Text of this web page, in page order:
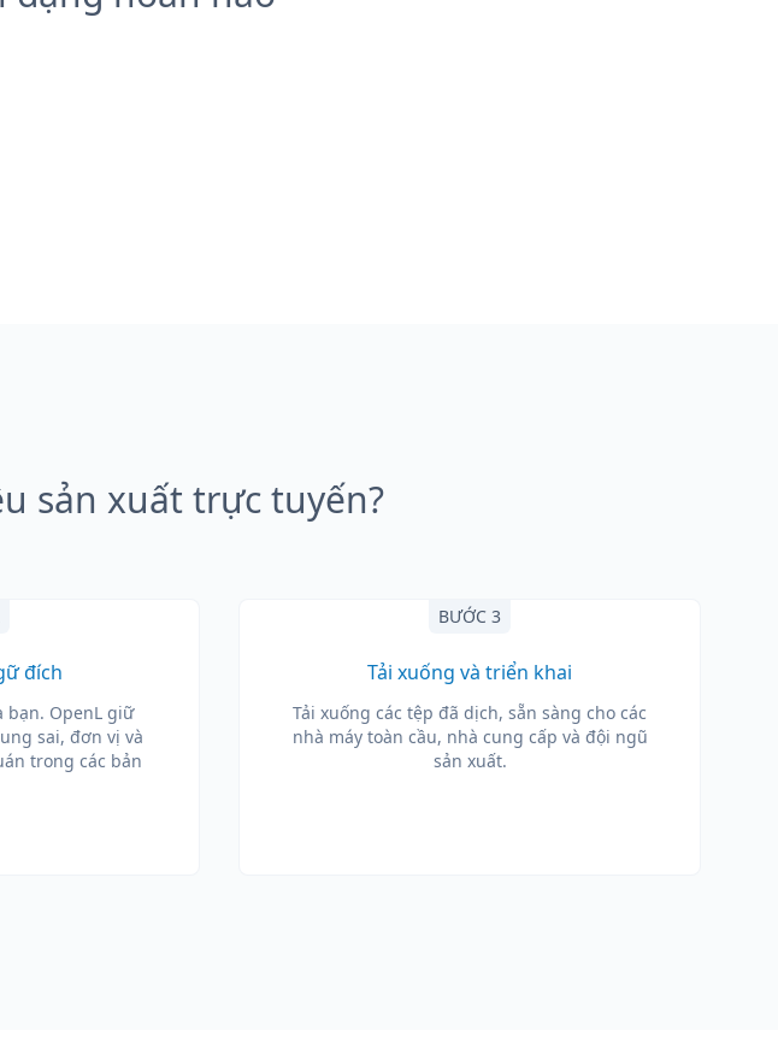
sản xuất trực tuyến?
đích
bạn. OpenL giữ
sai, đơn vị và
trong các bản
BƯỚC 3
Tải xuống và triển khai
Tải xuống các tệp đã dịch, sẵn sàng cho các
nhà máy toàn cầu, nhà cung cấp và đội ngũ
sản xuất.